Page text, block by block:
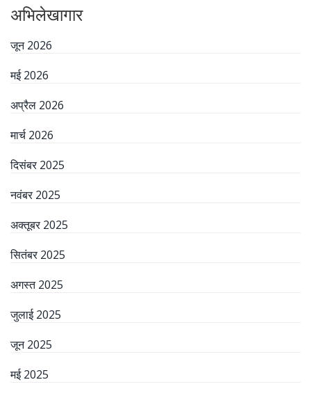
अभिलेखागार
जून 2026
मई 2026
अप्रैल 2026
मार्च 2026
दिसंबर 2025
नवंबर 2025
अक्तूबर 2025
सितंबर 2025
अगस्त 2025
जुलाई 2025
जून 2025
मई 2025